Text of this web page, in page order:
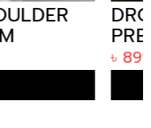
T SHIRT
GOJO
Now